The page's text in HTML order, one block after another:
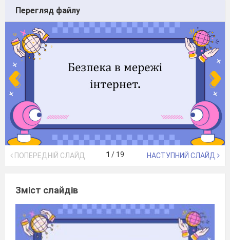
Перегляд файлу
ПОПЕРЕДНІЙ СЛАЙД 1 / 19 НАСТУПНИЙ СЛАЙД
Зміст слайдів